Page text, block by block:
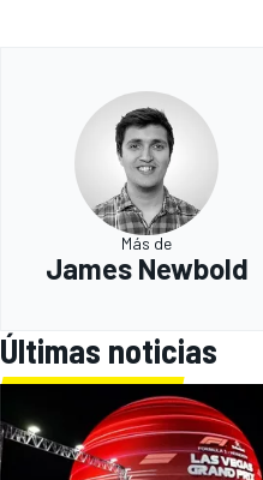
Más de
James Newbold
Últimas noticias